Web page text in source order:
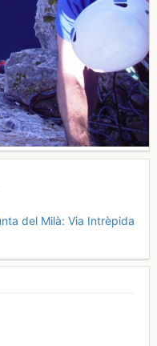
del Milà: Via Intrèpida